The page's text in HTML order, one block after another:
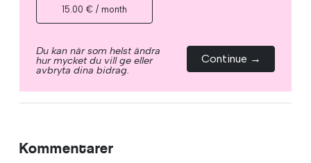
15.00 € / month
Du kan när som helst ändra
hur mycket du vill ge eller
avbryta dina bidrag.
Continue →
Kommentarer